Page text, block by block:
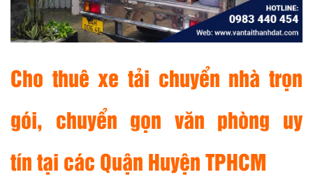
Cho thuê xe tải chuyển nhà trọn
gói, chuyển gọn văn phòng uy
tín tại các Quận Huyện TPHCM